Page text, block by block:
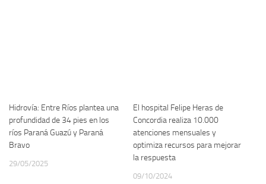
Hidrovía: Entre Ríos plantea una
profundidad de 34 pies en los
ríos Paraná Guazú y Paraná
Bravo
29/05/2025
El hospital Felipe Heras de
Concordia realiza 10.000
atenciones mensuales y
optimiza recursos para mejorar
la respuesta
09/10/2024